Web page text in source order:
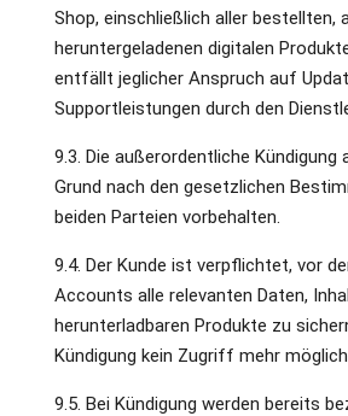
Shop, einschließlich aller bestellten,
heruntergeladenen digitalen
entfällt jeglicher Anspruch auf
Supportleistungen durch den
9.3. Die außerordentliche Kündigung
Grund nach den gesetzlichen
beiden Parteien vorbehalten.
9.4. Der Kunde ist verpflichtet, vor
Accounts alle relevanten Daten,
herunterladbaren Produkte zu
Kündigung kein Zugriff mehr
9.5. Bei Kündigung werden bereits